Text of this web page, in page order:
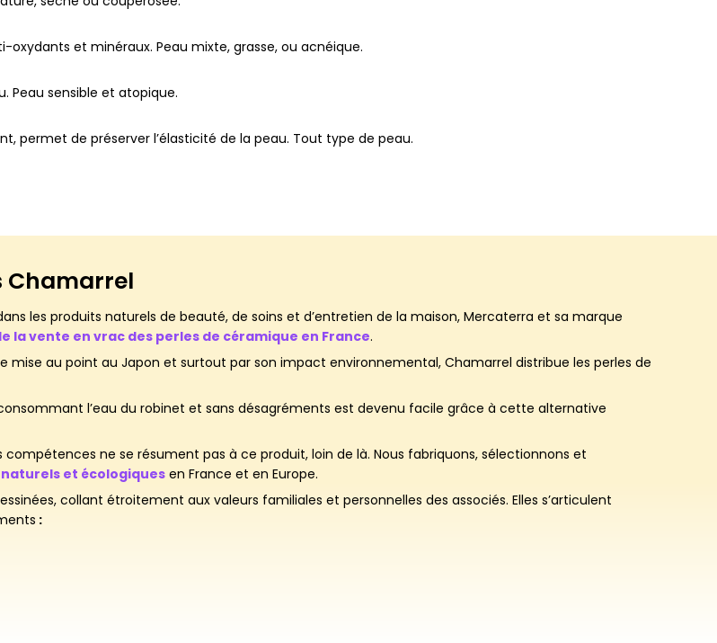
et minéraux. Peau mixte, grasse, ou acnéique.
Peau sensible et atopique.
permet de préserver l’élasticité de la peau. Tout type de peau.
Chamarrel
les produits naturels de beauté, de soins et d’entretien de la maison, Mercaterra et sa marque
la vente en vrac des perles de céramique en France.
au point au Japon et surtout par son impact environnemental, Chamarrel distribue les perles de
l’eau du robinet et sans désagréments est devenu facile grâce à cette alternative
ne se résument pas à ce produit, loin de là. Nous fabriquons, sélectionnons et
naturels et écologiques en France et en Europe.
collant étroitement aux valeurs familiales et personnelles des associés. Elles s’articulent
: